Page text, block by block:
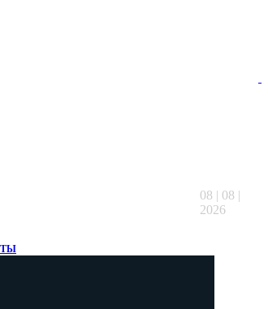
08 | 08 |
2026